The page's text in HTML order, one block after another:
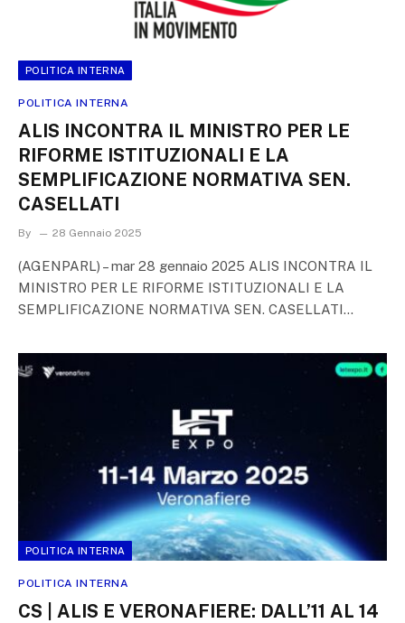
POLITICA INTERNA
POLITICA INTERNA
ALIS INCONTRA IL MINISTRO PER LE
RIFORME ISTITUZIONALI E LA
SEMPLIFICAZIONE NORMATIVA SEN.
CASELLATI
By 28 Gennaio 2025
(AGENPARL) – mar 28 gennaio 2025 ALIS INCONTRA IL
MINISTRO PER LE RIFORME ISTITUZIONALI E LA
SEMPLIFICAZIONE NORMATIVA SEN. CASELLATI…
POLITICA INTERNA
POLITICA INTERNA
CS | ALIS E VERONAFIERE: DALL’11 AL 14